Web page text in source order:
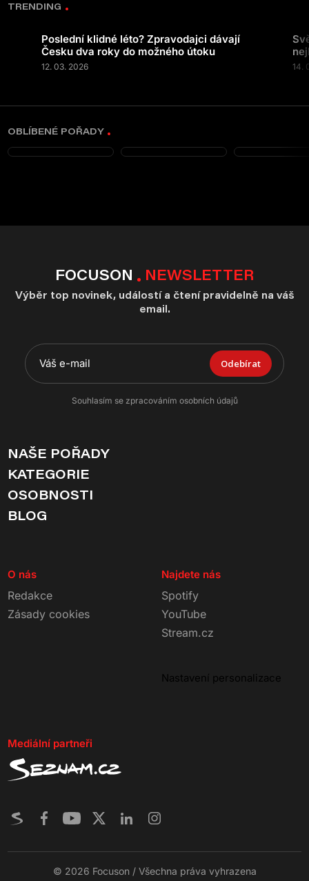
TRENDING
Poslední klidné léto? Zpravodajci dávají
Česku dva roky do možného útoku
12. 03. 2026 14.
OBLÍBENÉ POŘADY
FOCUSON NEWSLETTER
Výběr top novinek, událostí a čtení pravidelně na váš
email.
Odebírat
Souhlasím se zpracováním osobních údajů
NAŠE POŘADY
KATEGORIE
OSOBNOSTI
BLOG
O nás
Redakce
Zásady cookies
Najdete nás
Spotify
YouTube
Stream.cz
Nastavení personalizace
Mediální partneři
© 2026 Focuson / Všechna práva vyhrazena